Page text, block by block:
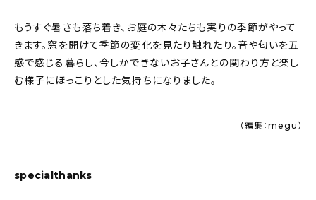
もうすぐ暑さも落ち着き、お庭の木々たちも実りの季節がやって
きます。窓を開けて季節の変化を見たり触れたり。音や匂いを五
感で感じる暮らし、今しかできないお子さんとの関わり方と楽し
む様子にほっこりとした気持ちになりました。
（編集：megu）
specialthanks